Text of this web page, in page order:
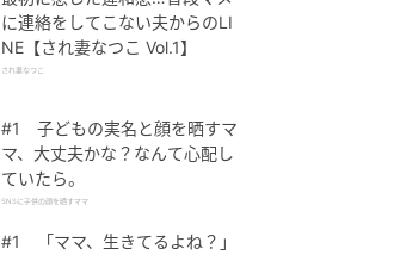
に連絡をしてこない夫からのLI
NE【され妻なつこ Vol.1】
され妻なつこ
#1 子どもの実名と顔を晒すマ
マ、大丈夫かな？なんて心配し
ていたら。
SNSに子供の顔を晒すママ
#1 「ママ、生きてるよね？」